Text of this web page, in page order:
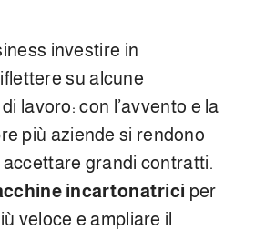
investire in
su alcune
lavoro: con l’avvento e la
più aziende si rendono
grandi contratti.
incartonatrici per
veloce e ampliare il